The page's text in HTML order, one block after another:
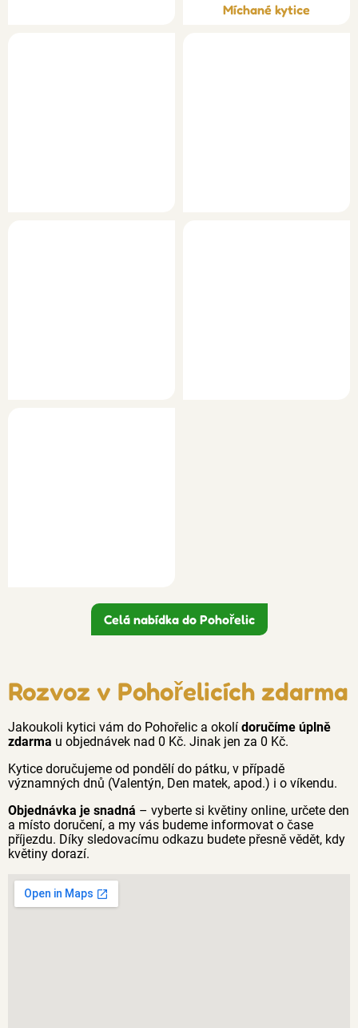
Míchané kytice
Celá nabídka do Pohořelic
Rozvoz v Pohořelicích zdarma
Jakoukoli kytici vám do Pohořelic a okolí doručíme úplně
zdarma u objednávek nad 0 Kč. Jinak jen za 0 Kč.
Kytice doručujeme od pondělí do pátku, v případě
významných dnů (Valentýn, Den matek, apod.) i o víkendu.
Objednávka je snadná – vyberte si květiny online, určete den
a místo doručení, a my vás budeme informovat o čase
příjezdu. Díky sledovacímu odkazu budete přesně vědět, kdy
květiny dorazí.